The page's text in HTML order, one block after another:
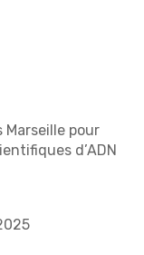
Marseille pour
d’ADN